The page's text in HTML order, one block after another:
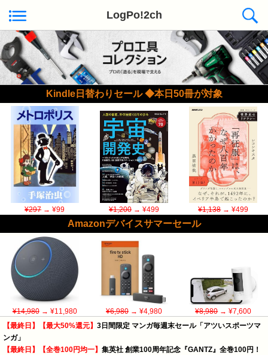
LogPo!2ch
Kindle日替わりセール ◆本日50冊が対象
¥297→ ¥99 ¥1,200→ ¥499 ¥1,138→ ¥499
Amazonデバイスサマーセール
¥14,980→ ¥11,980 ¥6,980→ ¥4,980 ¥8,980→ ¥7,600
【最終日】【最大50%還元】 3日間限定 マンガ毎週末セール「アツいスポーツマ
ンガ」
【最終日】【全巻100円均一】 集英社 創業100周年記念『GANTZ』全巻100円！